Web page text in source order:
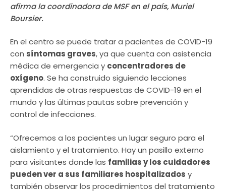
afirma la coordinadora de MSF en el país, Muriel
Boursier.
En el centro se puede tratar a pacientes de COVID-19
con síntomas graves, ya que cuenta con asistencia
médica de emergencia y concentradores de
oxígeno. Se ha construido siguiendo lecciones
aprendidas de otras respuestas de COVID-19 en el
mundo y las últimas pautas sobre prevención y
control de infecciones.
“Ofrecemos a los pacientes un lugar seguro para el
aislamiento y el tratamiento. Hay un pasillo externo
para visitantes donde las familias y los cuidadores
pueden ver a sus familiares hospitalizados y
también observar los procedimientos del tratamiento